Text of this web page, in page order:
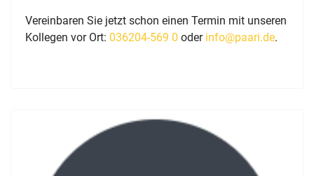
Vereinbaren Sie jetzt schon einen Termin mit unseren
Kollegen vor Ort: 036204-569 0 oder info@paari.de.